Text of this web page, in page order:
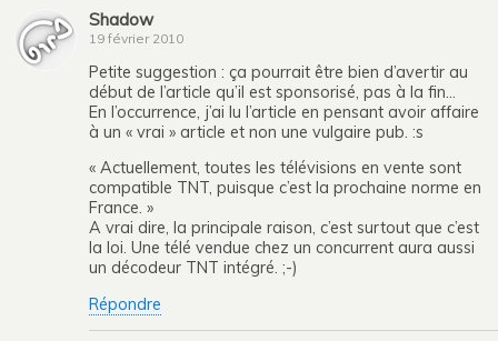
Shadow
19 février 2010
Petite suggestion : ça pourrait être bien d’avertir au
début de l’article qu’il est sponsorisé, pas à la fin…
En l’occurrence, j’ai lu l’article en pensant avoir affaire
à un « vrai » article et non une vulgaire pub. :s
« Actuellement, toutes les télévisions en vente sont
compatible TNT, puisque c’est la prochaine norme en
France. »
A vrai dire, la principale raison, c’est surtout que c’est
la loi. Une télé vendue chez un concurrent aura aussi
un décodeur TNT intégré. ;-)
Répondre